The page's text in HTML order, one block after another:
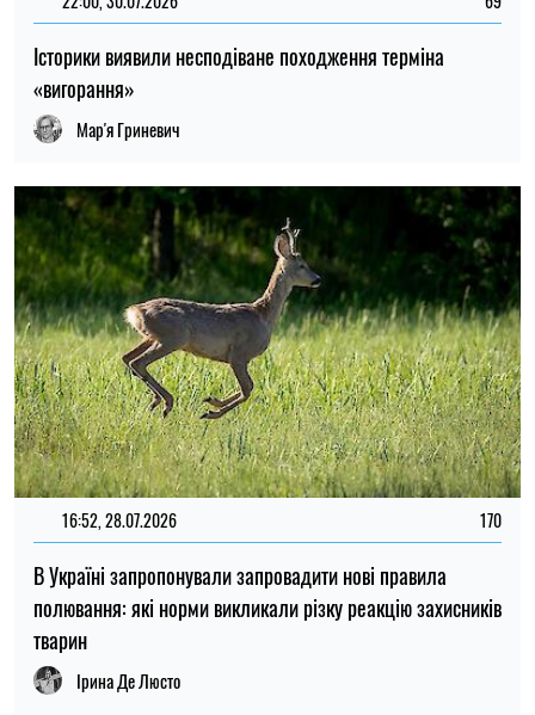
Історики виявили несподіване походження терміна
«вигорання»
Мар'я Гриневич
16:52, 28.07.2026 170
В Україні запропонували запровадити нові правила
полювання: які норми викликали різку реакцію захисників
тварин
Ірина Де Люсто